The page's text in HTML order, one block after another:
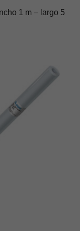
1 m – largo 5